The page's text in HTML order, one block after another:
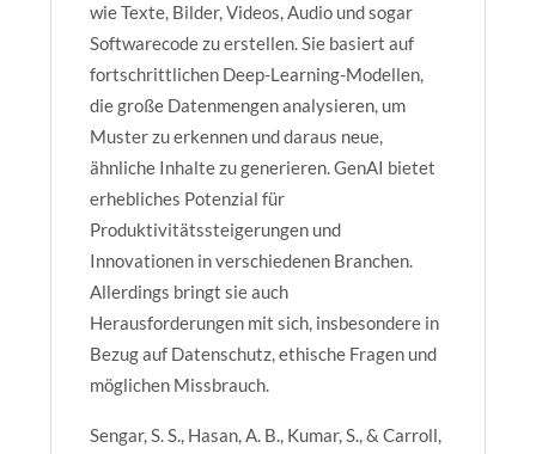
wie Texte, Bilder, Videos, Audio und sogar
Softwarecode zu erstellen. Sie basiert auf
fortschrittlichen Deep-Learning-Modellen,
die große Datenmengen analysieren, um
Muster zu erkennen und daraus neue,
ähnliche Inhalte zu generieren. GenAI bietet
erhebliches Potenzial für
Produktivitätssteigerungen und
Innovationen in verschiedenen Branchen.
Allerdings bringt sie auch
Herausforderungen mit sich, insbesondere in
Bezug auf Datenschutz, ethische Fragen und
möglichen Missbrauch.
Sengar, S. S., Hasan, A. B., Kumar, S., & Carroll,